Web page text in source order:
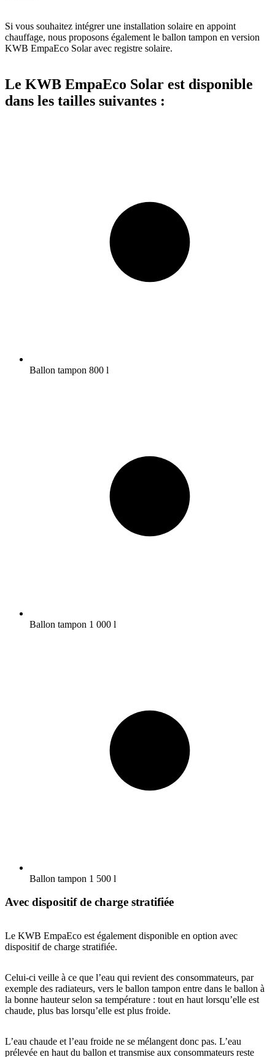
Si vous souhaitez intégrer une installation solaire en appoint
chauffage, nous proposons également le ballon tampon en version
KWB EmpaEco Solar avec registre solaire.
Le KWB EmpaEco Solar est disponible
dans les tailles suivantes :
Ballon tampon 800 l
Ballon tampon 1 000 l
Ballon tampon 1 500 l
Avec dispositif de charge stratifiée
Le KWB EmpaEco est également disponible en option avec
dispositif de charge stratifiée.
Celui-ci veille à ce que l’eau qui revient des consommateurs, par
exemple des radiateurs, vers le ballon tampon entre dans le ballon à
la bonne hauteur selon sa température : tout en haut lorsqu’elle est
chaude, plus bas lorsqu’elle est plus froide.
L’eau chaude et l’eau froide ne se mélangent donc pas. L’eau
prélevée en haut du ballon et transmise aux consommateurs reste